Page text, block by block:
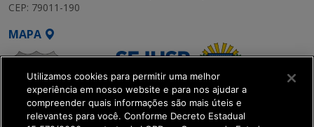
CEP: 79011-190
MAPA
Utilizamos cookies para permitir uma melhor
experiência em nosso website e para nos ajudar a
compreender quais informações são mais úteis e
relevantes para você. Conforme Decreto Estadual